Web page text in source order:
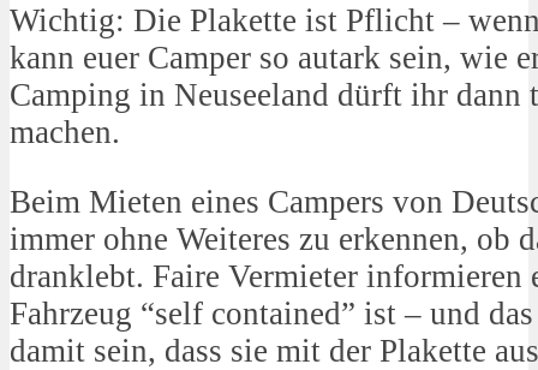
Wichtig: Die Plakette ist Pflicht –
kann euer Camper so autark sein, wie
Camping in Neuseeland dürft ihr dann
machen.
Beim Mieten eines Campers von
immer ohne Weiteres zu erkennen, ob
dranklebt. Faire Vermieter informieren
Fahrzeug “self contained” ist – und
damit sein, dass sie mit der Plakette